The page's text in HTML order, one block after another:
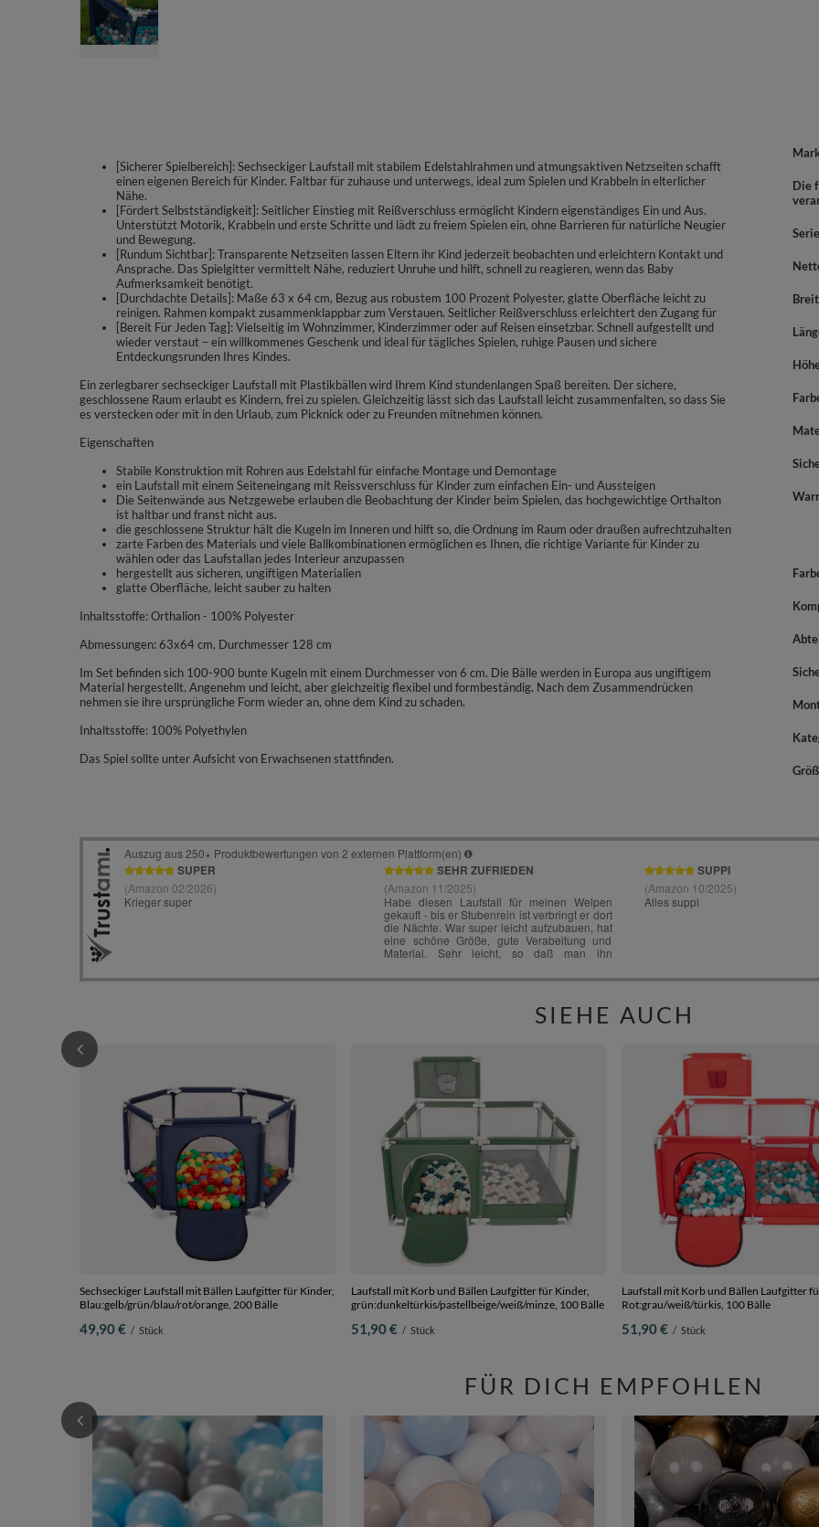
[Sicherer Spielbereich]: Sechseckiger Laufstall mit stabilem Edelstahlrahmen und atmungsaktiven Netzseiten schafft
einen eigenen Bereich für Kinder. Faltbar für zuhause und unterwegs, ideal zum Spielen und Krabbeln in elterlicher
Nähe.
[Fördert Selbstständigkeit]: Seitlicher Einstieg mit Reißverschluss ermöglicht Kindern eigenständiges Ein und Aus.
Unterstützt Motorik, Krabbeln und erste Schritte und lädt zu freiem Spielen ein, ohne Barrieren für natürliche Neugier
und Bewegung.
[Rundum Sichtbar]: Transparente Netzseiten lassen Eltern ihr Kind jederzeit beobachten und erleichtern Kontakt und
Ansprache. Das Spielgitter vermittelt Nähe, reduziert Unruhe und hilft, schnell zu reagieren, wenn das Baby
Aufmerksamkeit benötigt.
[Durchdachte Details]: Maße 63 x 64 cm, Bezug aus robustem 100 Prozent Polyester, glatte Oberfläche leicht zu
reinigen. Rahmen kompakt zusammenklappbar zum Verstauen. Seitlicher Reißverschluss erleichtert den Zugang für
[Bereit Für Jeden Tag]: Vielseitig im Wohnzimmer, Kinderzimmer oder auf Reisen einsetzbar. Schnell aufgestellt und
wieder verstaut – ein willkommenes Geschenk und ideal für tägliches Spielen, ruhige Pausen und sichere
Entdeckungsrunden Ihres Kindes.
Ein zerlegbarer sechseckiger Laufstall mit Plastikbällen wird Ihrem Kind stundenlangen Spaß bereiten. Der sichere,
geschlossene Raum erlaubt es Kindern, frei zu spielen. Gleichzeitig lässt sich das Laufstall leicht zusammenfalten, so dass Sie
es verstecken oder mit in den Urlaub, zum Picknick oder zu Freunden mitnehmen können.
Eigenschaften
Stabile Konstruktion mit Rohren aus Edelstahl für einfache Montage und Demontage
ein Laufstall mit einem Seiteneingang mit Reissverschluss für Kinder zum einfachen Ein- und Aussteigen
Die Seitenwände aus Netzgewebe erlauben die Beobachtung der Kinder beim Spielen, das hochgewichtige Orthalton
ist haltbar und franst nicht aus.
die geschlossene Struktur hält die Kugeln im Inneren und hilft so, die Ordnung im Raum oder draußen aufrechtzuhalten
zarte Farben des Materials und viele Ballkombinationen ermöglichen es Ihnen, die richtige Variante für Kinder zu
wählen oder das Laufstallan jedes Interieur anzupassen
hergestellt aus sicheren, ungiftigen Materialien
glatte Oberfläche, leicht sauber zu halten
Inhaltsstoffe: Orthalion - 100% Polyester
Abmessungen: 63x64 cm, Durchmesser 128 cm
Im Set befinden sich 100-900 bunte Kugeln mit einem Durchmesser von 6 cm. Die Bälle werden in Europa aus ungiftigem
Material hergestellt. Angenehm und leicht, aber gleichzeitig flexibel und formbeständig. Nach dem Zusammendrücken
nehmen sie ihre ursprüngliche Form wieder an, ohne dem Kind zu schaden.
Inhaltsstoffe: 100% Polyethylen
Das Spiel sollte unter Aufsicht von Erwachsenen stattfinden.
Die
Serie
SIEHE AUCH
Sechseckiger Laufstall mit Bällen Laufgitter für Kinder,
Blau:gelb/grün/blau/rot/orange, 200 Bälle
49,90 € / Stück
Laufstall mit Korb und Bällen Laufgitter für Kinder,
grün:dunkeltürkis/pastellbeige/weiß/minze, 100 Bälle
51,90 € / Stück
Laufstall mit Korb und Bällen Laufgitter
Rot:grau/weiß/türkis, 100 Bälle
51,90 € / Stück
FÜR DICH EMPFOHLEN